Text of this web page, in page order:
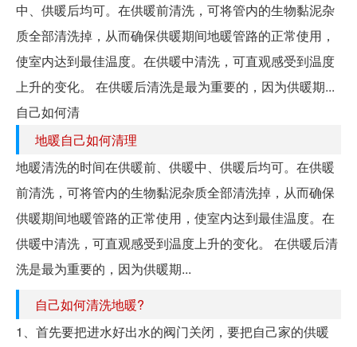
中、供暖后均可。在供暖前清洗，可将管内的生物黏泥杂
质全部清洗掉，从而确保供暖期间地暖管路的正常使用，
使室内达到最佳温度。在供暖中清洗，可直观感受到温度
上升的变化。 在供暖后清洗是最为重要的，因为供暖期...
自己如何清
地暖自己如何清理
地暖清洗的时间在供暖前、供暖中、供暖后均可。在供暖
前清洗，可将管内的生物黏泥杂质全部清洗掉，从而确保
供暖期间地暖管路的正常使用，使室内达到最佳温度。在
供暖中清洗，可直观感受到温度上升的变化。 在供暖后清
洗是最为重要的，因为供暖期...
自己如何清洗地暖?
1、首先要把进水好出水的阀门关闭，要把自己家的供暖